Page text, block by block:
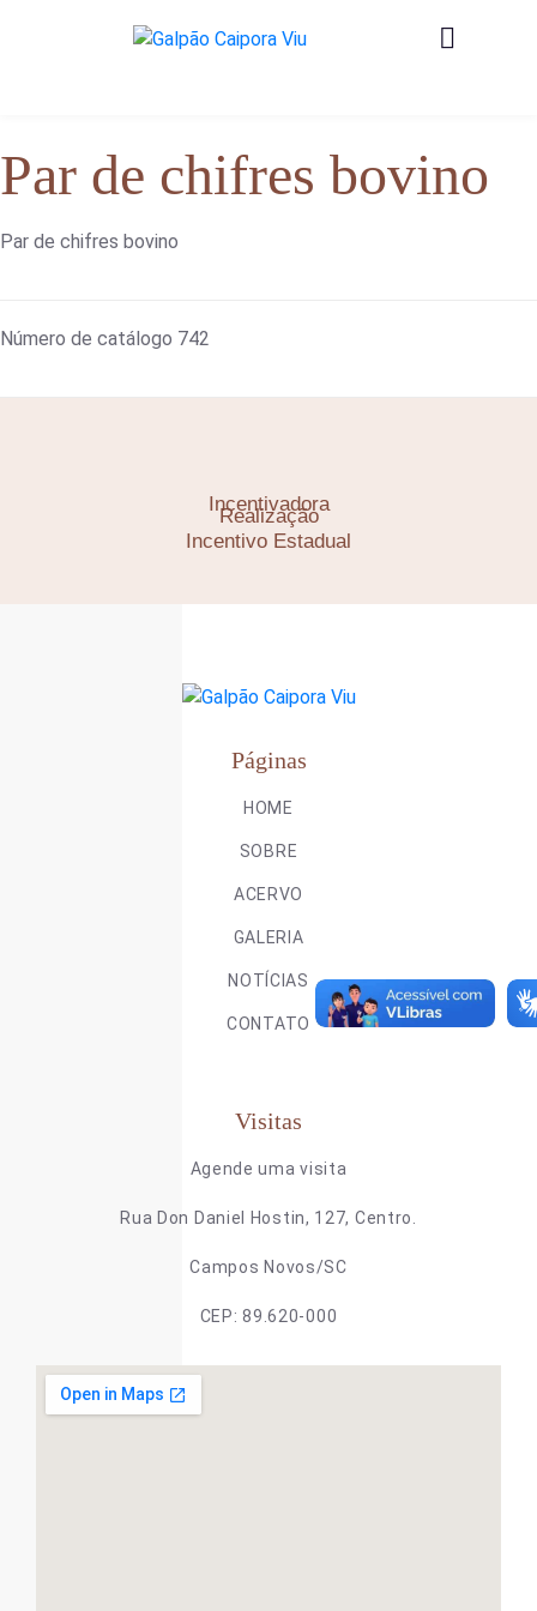
Par de chifres bovino
Par de chifres bovino
Número de catálogo 742
Realização
Incentivadora
Incentivo Estadual
Páginas
HOME
SOBRE
ACERVO
GALERIA
NOTÍCIAS
CONTATO
Visitas
Agende uma visita
Rua Don Daniel Hostin, 127, Centro.
Campos Novos/SC
CEP: 89.620-000